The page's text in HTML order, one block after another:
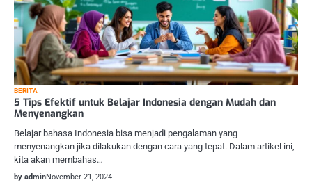
BERITA
5 Tips Efektif untuk Belajar Indonesia dengan Mudah dan
Menyenangkan
Belajar bahasa Indonesia bisa menjadi pengalaman yang
menyenangkan jika dilakukan dengan cara yang tepat. Dalam artikel ini,
kita akan membahas…
by adminNovember 21, 2024